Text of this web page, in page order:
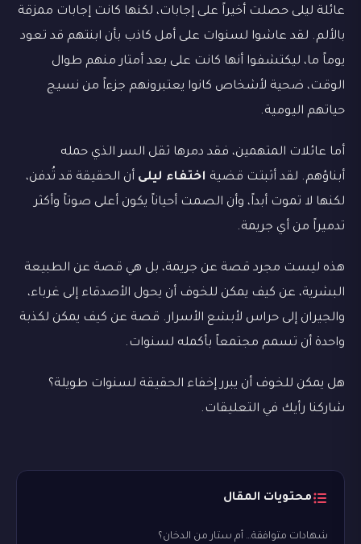
عائلة ليلى حصلت أخيراً على إجابات، لكنها كانت إجابات ممزقة
بالألم. لقد عاشوا لسنوات على أمل كاذب بأن ابنتهم قد تعود
يوماً ما، ليكتشفوا أنها كانت على بعد أمتار منهم طوال
الوقت، ضحية لأشخاص كانوا يعتبرونهم جزءاً من نسيج
حياتهم اليومية.
أما عائلات المتهمين، فقد دمرها ثقل السر الذي حمله
أبناؤهم. لقد أثبتت قضية اختفاء ليلى أن الحقيقة قد تُدفن،
لكنها لا تموت أبداً، وأن الصمت أحياناً يكون أعلى صوتاً وأكثر
تدميراً من أي جريمة.
هذه ليست مجرد قصة عن جريمة، بل هي قصة عن الطبيعة
البشرية، عن كيف يمكن للخوف أن يحول الأصدقاء إلى غرباء،
والجيران إلى حراس لأبشع الأسرار. قصة عن كيف يمكن لكذبة
واحدة أن تسمم مجتمعاً بأكمله لسنوات.
هل يمكن للخوف أن يبرر إخفاء الحقيقة لسنوات طويلة؟
شاركنا رأيك في التعليقات.
محتويات المقال
شهادات متوافقة… أم ستار من الدخان؟